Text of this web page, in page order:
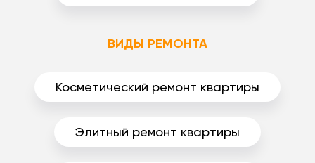
ВИДЫ РЕМОНТА
Косметический ремонт квартиры
Элитный ремонт квартиры